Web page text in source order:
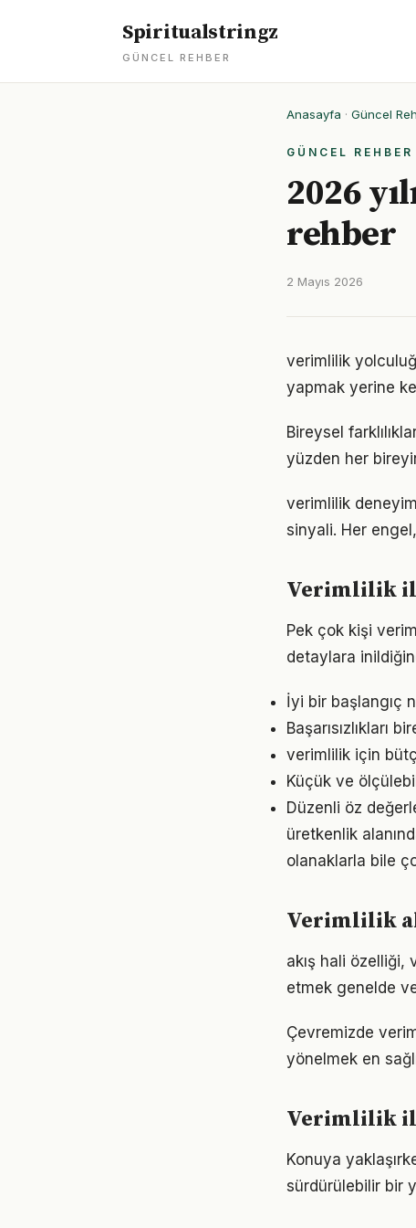
Spiritualstringz
GÜNCEL REHBER
Anasayfa · Güncel
GÜNCEL REHBER
2026
rehber
2 Mayıs 2026
verimlilik
yapmak yerine
Bireysel
yüzden her
verimlilik
sinyali. Her
Verimlilik
Pek çok kişi
detaylara
İyi bir başlangıç
Başarısızlıkları
verimlilik için
Küçük ve
Düzenli öz
üretkenlik
olanaklarla bile
Verimlilik
akış hali özelliği,
etmek genelde
Çevremizde
yönelmek en
Verimlilik
Konuya
sürdürülebilir bir